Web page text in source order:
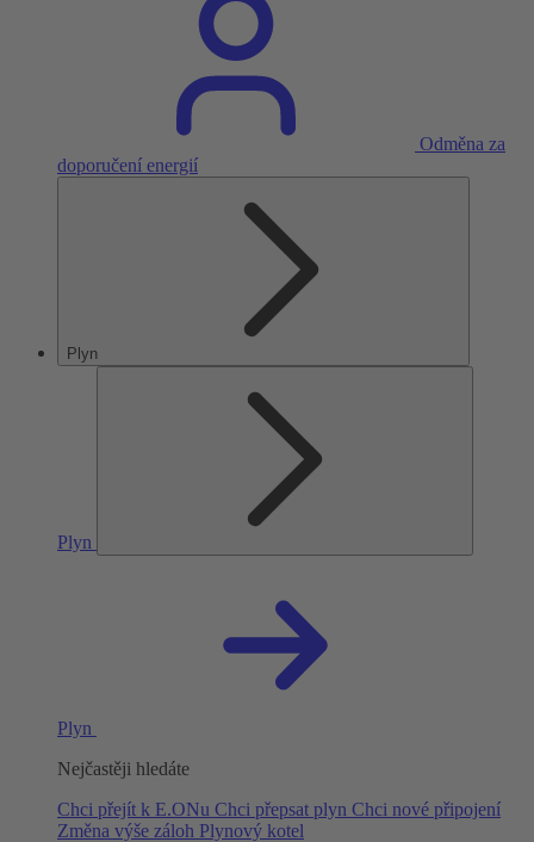
Odměna za
doporučení energií
Plyn
Plyn
Plyn
Nejčastěji hledáte
Chci přejít k E.ONu Chci přepsat plyn Chci nové připojení
Změna výše záloh Plynový kotel